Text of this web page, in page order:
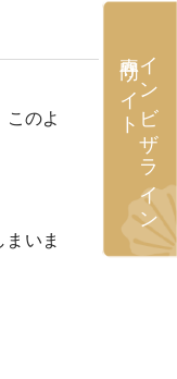
インビザライン
専門サイト
このよ
いま